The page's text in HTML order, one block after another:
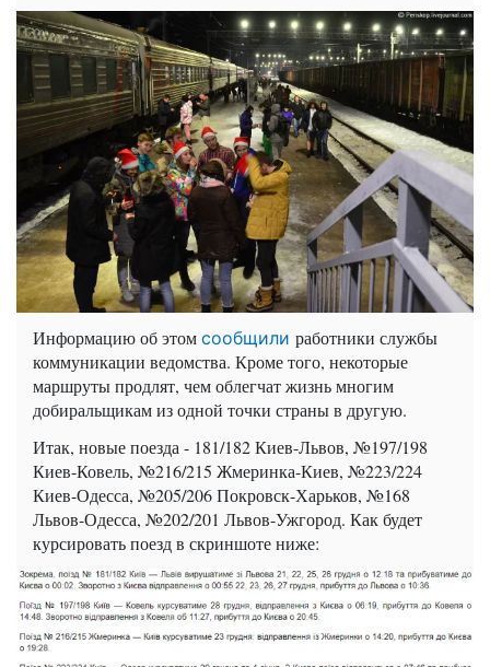
Информацию об этом сообщили работники службы
коммуникации ведомства. Кроме того, некоторые
маршруты продлят, чем облегчат жизнь многим
добиральщикам из одной точки страны в другую.
Итак, новые поезда - 181/182 Киев-Львов, №197/198
Киев-Ковель, №216/215 Жмеринка-Киев, №223/224
Киев-Одесса, №205/206 Покровск-Харьков, №168
Львов-Одесса, №202/201 Львов-Ужгород. Как будет
курсировать поезд в скриншоте ниже: